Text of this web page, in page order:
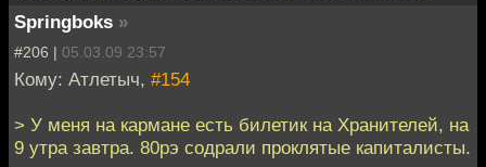
Springboks »
#206 | 05.03.09 23:57
Кому: Атлетыч, #154
> У меня на кармане есть билетик на Хранителей, на
9 утра завтра. 80рэ содрали проклятые капиталисты.